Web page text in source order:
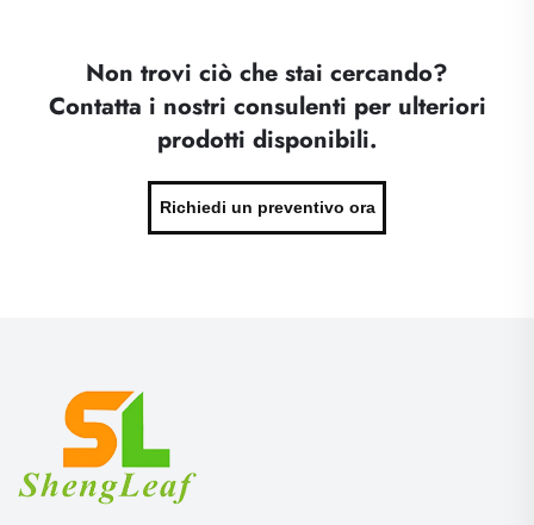
Non trovi ciò che stai cercando?
Contatta i nostri consulenti per ulteriori
prodotti disponibili.
Richiedi un preventivo ora